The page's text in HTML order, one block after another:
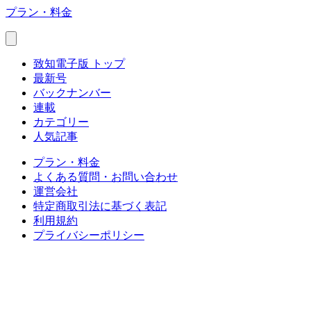
プラン・料金
致知電子版 トップ
最新号
バックナンバー
連載
カテゴリー
人気記事
プラン・料金
よくある質問・お問い合わせ
運営会社
特定商取引法に基づく表記
利用規約
プライバシーポリシー